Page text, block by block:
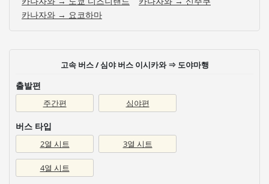
카나자와 → 요코하마
고속 버스 / 심야 버스 이시카와 ⇒ 도야마행
출발편
주간편 심야편
버스 타입
2열 시트 3열 시트
4열 시트